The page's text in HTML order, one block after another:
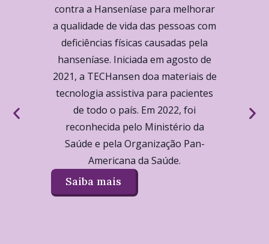
contra a Hanseníase para melhorar
a qualidade de vida das pessoas com
deficiências físicas causadas pela
hanseníase. Iniciada em agosto de
2021, a TECHansen doa materiais de
tecnologia assistiva para pacientes
de todo o país. Em 2022, foi
reconhecida pelo Ministério da
Saúde e pela Organização Pan-
Americana da Saúde.
Saiba mais